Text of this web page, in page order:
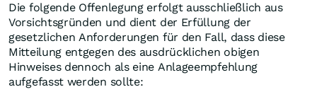
Die folgende Offenlegung erfolgt ausschließlich aus
Vorsichtsgründen und dient der Erfüllung der
gesetzlichen Anforderungen für den Fall, dass diese
Mitteilung entgegen des ausdrücklichen obigen
Hinweises dennoch als eine Anlageempfehlung
aufgefasst werden sollte: